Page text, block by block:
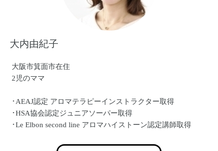
大内由紀子
大阪市箕面市在住
2児のママ
･AEAJ認定 アロマテラピーインストラクター取得
･HSA協会認定ジュニアソーパー取得
･Le Elbon second line アロマハイストーン認定講師取得